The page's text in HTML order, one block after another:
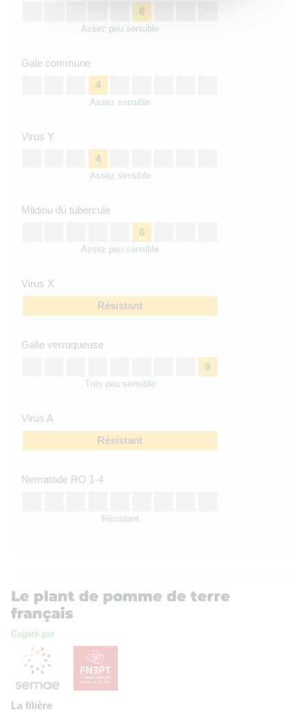
6
Assez peu sensible
Gale commune
4
Assez sensible
Virus Y
4
Assez sensible
Mildiou du tubercule
6
Assez peu sensible
Virus X
Résistant
Galle verruqueuse
9
Très peu sensible
Virus A
Résistant
Nematode RO 1-4
Résistant
Le plant de pomme de terre
français
Cogéré par
La filière